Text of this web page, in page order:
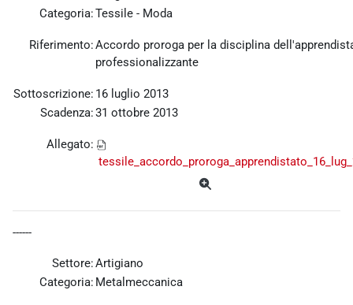
Categoria:Tessile - Moda
Riferimento:Accordo proroga per la disciplina
professionalizzante
Sottoscrizione: 16 luglio 2013
Scadenza:31 ottobre 2013
Allegato:
------
Settore:Artigiano
Categoria: Metalmeccanica